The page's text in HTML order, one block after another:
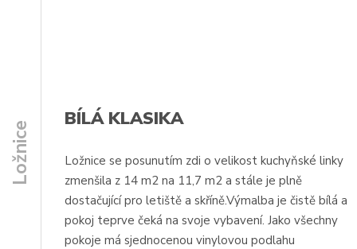
Ložnice
BÍLÁ KLASIKA
Ložnice se posunutím zdi o velikost kuchyňské linky
zmenšila z 14 m2 na 11,7 m2 a stále je plně
dostačující pro letiště a skříně.Výmalba je čistě bílá a
pokoj teprve čeká na svoje vybavení. Jako všechny
pokoje má sjednocenou vinylovou podlahu